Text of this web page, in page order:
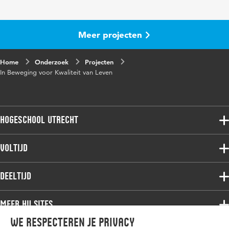
We respecteren je privacy
Meer projecten
Home Onderzoek
Projecten
In Beweging voor Kwaliteit van Leven
Hogeschool Utrecht
Voltijdopleidingen
Deeltijdopleidingen
Onderzoek
Voltijd
Associate degree
Bachelor
Master
Studiekeuze voltijd
Deeltijd
Associate degree
Bachelor
Meer HU sites
HU International